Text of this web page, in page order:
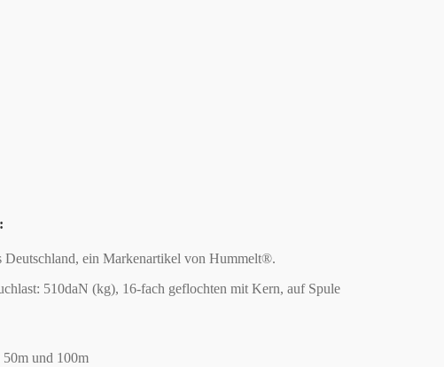
ein Markenartikel von Hummelt®.
510daN (kg), 16-fach geflochten mit Kern, auf Spule
und 100m